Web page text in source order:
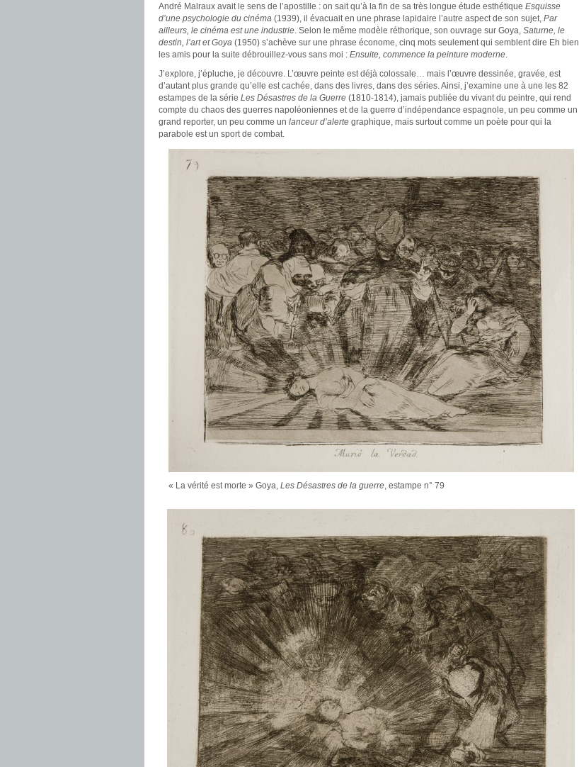
André Malraux avait le sens de l’apostille : on sait qu’à la fin de sa très longue étude esthétique Esquisse
d’une psychologie du cinéma (1939), il évacuait en une phrase lapidaire l’autre aspect de son sujet, Par
ailleurs, le cinéma est une industrie. Selon le même modèle réthorique, son ouvrage sur Goya, Saturne, le
destin, l’art et Goya (1950) s’achève sur une phrase économe, cinq mots seulement qui semblent dire Eh bien
les amis pour la suite débrouillez-vous sans moi : Ensuite, commence la peinture moderne.
J’explore, j’épluche, je découvre. L’œuvre peinte est déjà colossale… mais l’œuvre dessinée, gravée, est
d’autant plus grande qu’elle est cachée, dans des livres, dans des séries. Ainsi, j’examine une à une les 82
estampes de la série Les Désastres de la Guerre (1810-1814), jamais publiée du vivant du peintre, qui rend
compte du chaos des guerres napoléoniennes et de la guerre d’indépendance espagnole, un peu comme un
grand reporter, un peu comme un lanceur d’alerte graphique, mais surtout comme un poète pour qui la
parabole est un sport de combat.
« La vérité est morte » Goya, Les Désastres de la guerre, estampe n° 79